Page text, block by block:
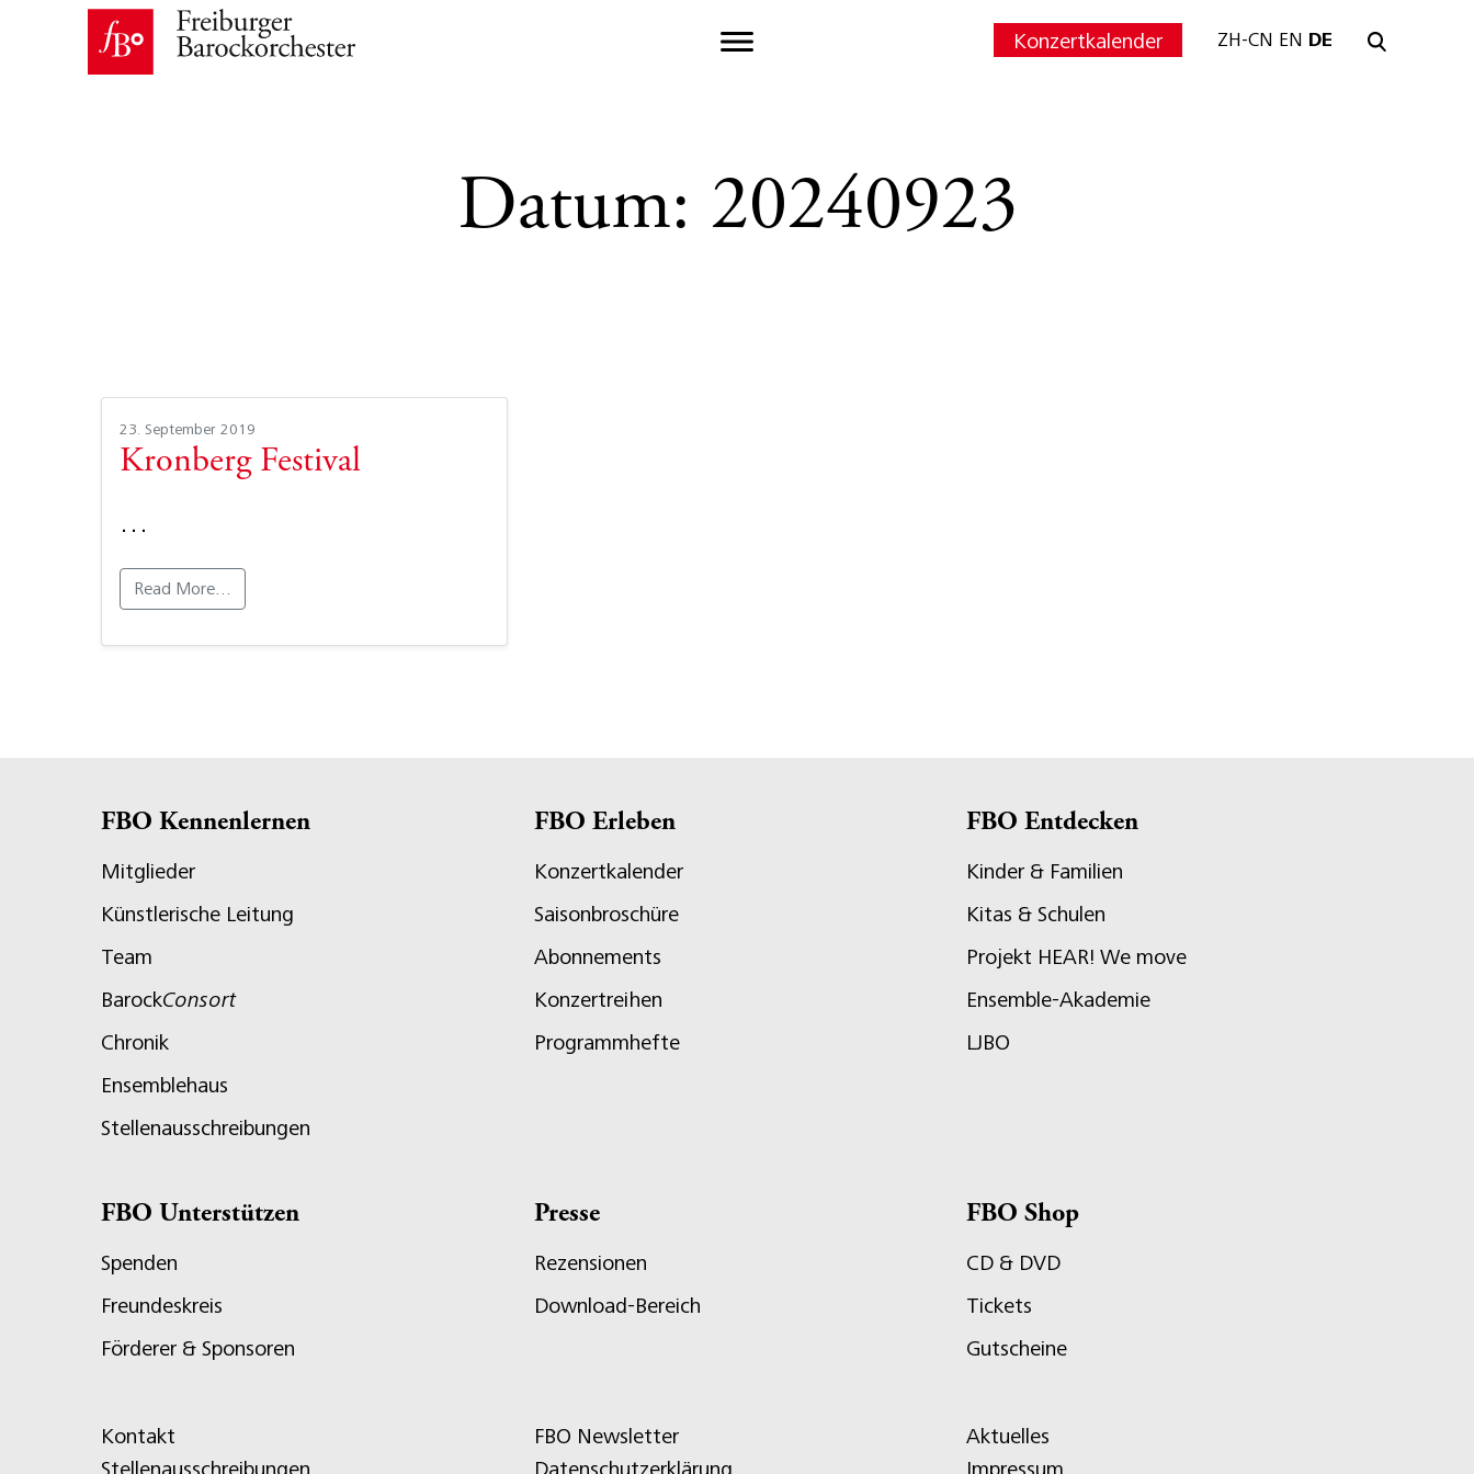
Konzertkalender ZH-CN EN DE
Datum: 20240923
23. September 2019
Kronberg Festival
…
Read More…
FBO Kennenlernen
Mitglieder
Künstlerische Leitung
Team
BarockConsort
Chronik
Ensemblehaus
Stellenausschreibungen
FBO Erleben
Konzertkalender
Saisonbroschüre
Abonnements
Konzertreihen
Programmhefte
FBO Entdecken
Kinder & Familien
Kitas & Schulen
Projekt HEAR! We move
Ensemble-Akademie
LJBO
FBO Unterstützen
Spenden
Freundeskreis
Förderer & Sponsoren
Presse
Rezensionen
Download-Bereich
FBO Shop
CD & DVD
Tickets
Gutscheine
Kontakt FBO Newsletter
Aktuelles